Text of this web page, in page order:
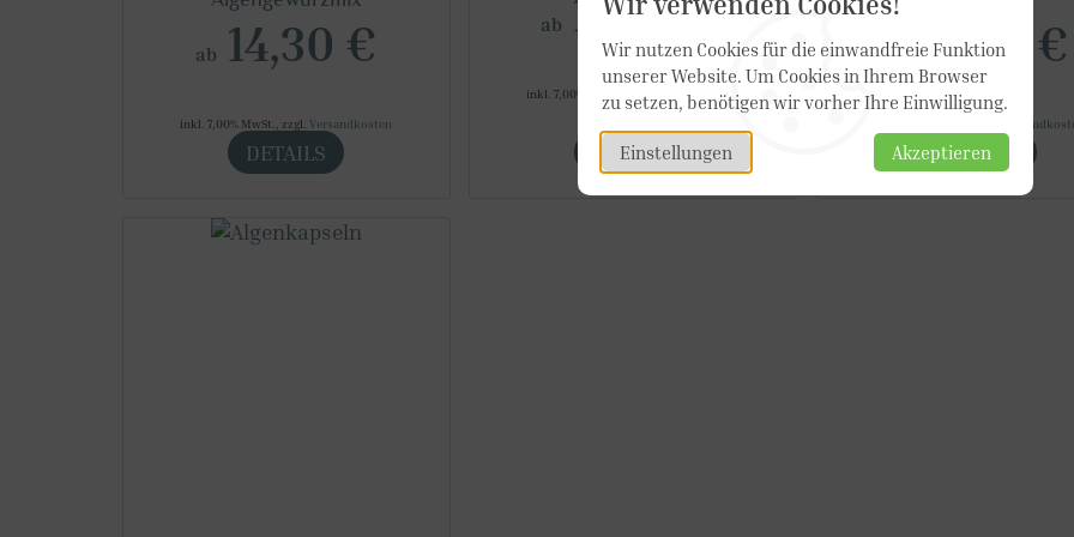
Wir nutzen Cookies für die einwandfreie Funktion
unserer Website. Um Cookies in Ihrem Browser
zu setzen, benötigen wir vorher Ihre Einwilligung.
Einstellungen Akzeptieren
ab 14,30 €
inkl. 7,00% MwSt. ,zzgl. Versandkosten
DETAILS
ab 15,50 €
inkl. 7,00% MwSt. zzgl. Versandkosten
DETAILS
ab 17,90 €
DETAILS